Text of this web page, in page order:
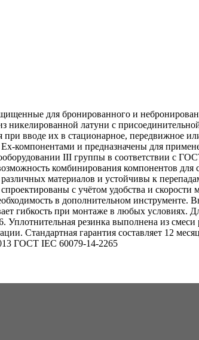
для бронированного и
никелированной латуни с
при вводе их в стационарное, передвижное
компонентами и предназначены для
III группы в соответствии с
комбинирования компонентов
различных материалов и устойчивы к
с учётом удобства и
в дополнительном
гибкость при монтаже в любых
Уплотнительная резинка выполнена из
Стандартная гарантия составляет 12
ГОСТ IEC 60079-14-2265